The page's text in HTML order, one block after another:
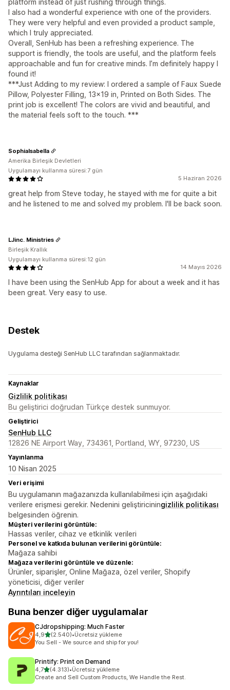
platform instead of just rushing through things.
I also had a wonderful experience with one of the providers.
They were very helpful and even provided a product sample,
which I truly appreciated.
Overall, SenHub has been a refreshing experience. The
support is friendly, the tools are useful, and the platform feels
approachable and fun for creative minds. I’m definitely happy I
found it!
***Just Adding to my review: I ordered a sample of Faux Suede
Pillow, Polyester Filling, 13x19 in, Printed on Both Sides. The
print job is excellent! The colors are vivid and beautiful, and
the material feels soft to the touch. ***
5 Haziran 2026
great help from Steve today, he stayed with me for quite a bit
and he listened to me and solved my problem. I'll be back soon.
SophiaIsabella
Amerika Birleşik Devletleri
Uygulamayı kullanma süresi:7 gün
14 Mayıs 2026
I have been using the SenHub App for about a week and it has
been great. Very easy to use.
LJinc. Ministries
Birleşik Krallık
Uygulamayı kullanma süresi:12 gün
Destek
Uygulama desteği SenHub LLC tarafından sağlanmaktadır.
Kaynaklar
Gizlilik politikası
Bu geliştirici doğrudan Türkçe destek sunmuyor.
Geliştirici
SenHub LLC
12826 NE Airport Way, 734361, Portland, WY, 97230, US
Yayınlanma
10 Nisan 2025
Veri erişimi
Bu uygulamanın mağazanızda kullanılabilmesi için aşağıdaki
verilere erişmesi gerekir. Nedenini geliştiriciningizlilik politikası
belgesinden öğrenin.
Müşteri verilerini görüntüle:
Hassas veriler, cihaz ve etkinlik verileri
Personel ve katkıda bulunan verilerini görüntüle:
Mağaza sahibi
Mağaza verilerini görüntüle ve düzenle:
Ürünler, siparişler, Online Mağaza, özel veriler, Shopify
yöneticisi, diğer veriler
Ayrıntıları inceleyin
Buna benzer diğer uygulamalar
CJdropshipping: Much Faster
4,95 yıldız üzerinden
(2.540)
toplam 2540 değerlendirme
•Ücretsiz yükleme
You Sell - We source and ship for you!
Printify: Print on Demand
4,75 yıldız üzerinden
(4.313)
toplam 4313 değerlendirme
•Ücretsiz yükleme
Create and Sell Custom Products, We Handle the Rest.